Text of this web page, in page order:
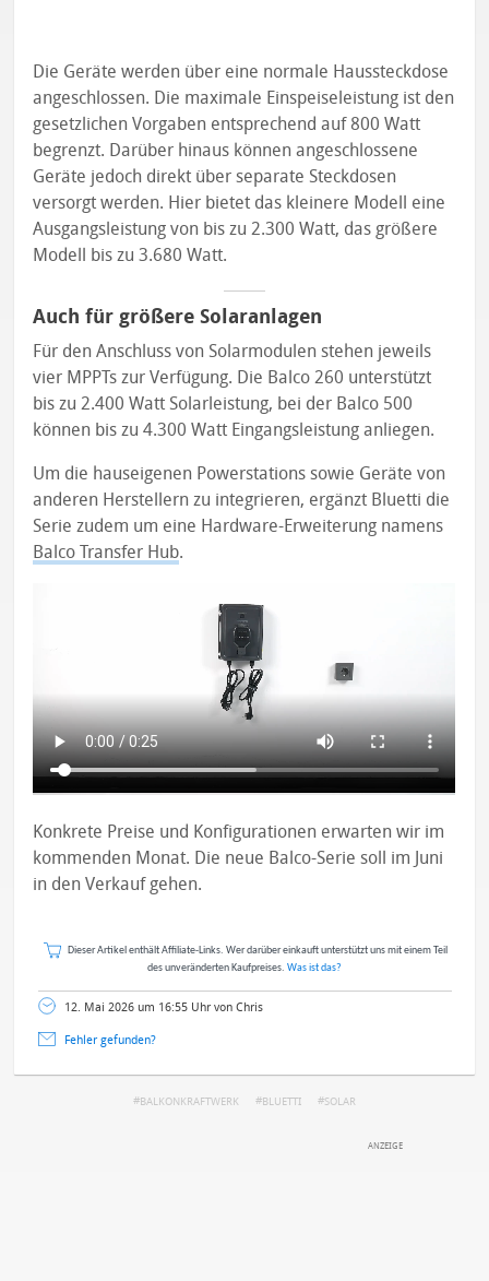
Die Geräte werden über eine normale Haussteckdose
angeschlossen. Die maximale Einspeiseleistung ist den
gesetzlichen Vorgaben entsprechend auf 800 Watt
begrenzt. Darüber hinaus können angeschlossene
Geräte jedoch direkt über separate Steckdosen
versorgt werden. Hier bietet das kleinere Modell eine
Ausgangsleistung von bis zu 2.300 Watt, das größere
Modell bis zu 3.680 Watt.
Auch für größere Solaranlagen
Für den Anschluss von Solarmodulen stehen jeweils
vier MPPTs zur Verfügung. Die Balco 260 unterstützt
bis zu 2.400 Watt Solarleistung, bei der Balco 500
können bis zu 4.300 Watt Eingangsleistung anliegen.
Um die hauseigenen Powerstations sowie Geräte von
anderen Herstellern zu integrieren, ergänzt Bluetti die
Serie zudem um eine Hardware-Erweiterung namens
Balco Transfer Hub.
Konkrete Preise und Konfigurationen erwarten wir im
kommenden Monat. Die neue Balco-Serie soll im Juni
in den Verkauf gehen.
Dieser Artikel enthält Affiliate-Links. Wer darüber einkauft unterstützt uns mit einem Teil
des unveränderten Kaufpreises. Was ist das?
12. Mai 2026 um 16:55 Uhr von Chris
Fehler gefunden?
BALKONKRAFTWERK BLUETTI SOLAR